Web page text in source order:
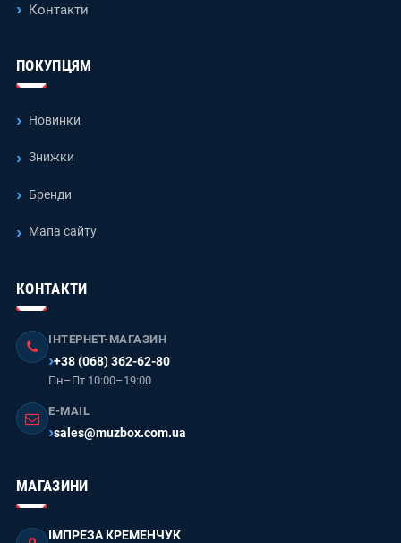
Контакти
ПОКУПЦЯМ
Новинки
Знижки
Бренди
Мапа сайту
КОНТАКТИ
ІНТЕРНЕТ-МАГАЗИН
+38 (068) 362-62-80
Пн–Пт 10:00–19:00
E-MAIL
sales@muzbox.com.ua
МАГАЗИНИ
ІМПРЕЗА КРЕМЕНЧУК